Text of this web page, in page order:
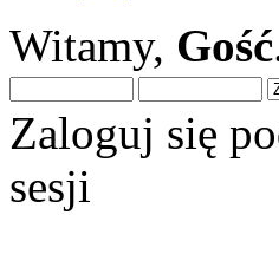
Witamy, Gość
Zaloguj się
sesji